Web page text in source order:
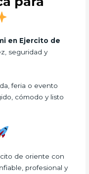
en Ejercito de
seguridad y
feria o evento
cómodo y listo
de oriente con
profesional y